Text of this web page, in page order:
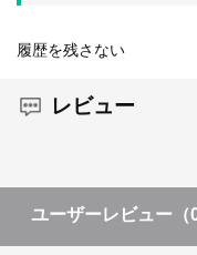
履歴を残さない
レビュー
ユーザーレビュー （